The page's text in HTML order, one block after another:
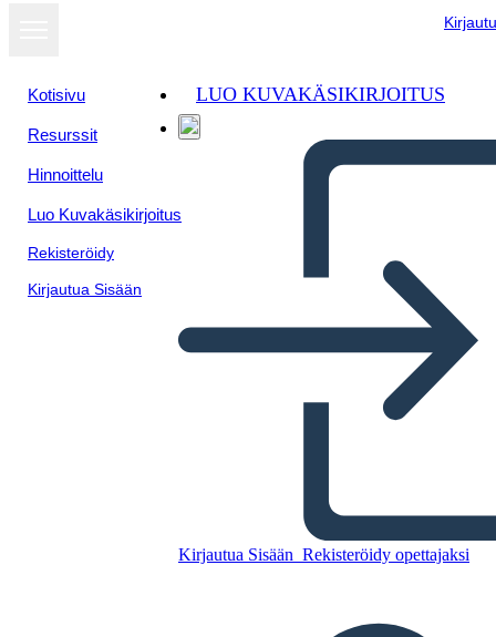
Kotisivu
Resurssit
Hinnoittelu
Luo Kuvakäsikirjoitus
Rekisteröidy
Kirjautua Sisään
LUO KUVAKÄSIKIRJOITUS
Kirjautua Sisään Rekisteröidy opettajaksi
Kaavio